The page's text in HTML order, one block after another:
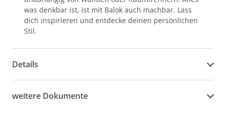
was denkbar ist, ist mit Balok auch machbar. Lass
dich inspirieren und entdecke deinen persönlichen
Stil.
Details
weitere Dokumente